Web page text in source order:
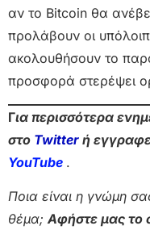
αν το Bitcoin θα
προλάβουν οι
ακολουθήσουν το
προσφορά στερέψει
Για περισσότερα
στο Twitter ή
YouTube .
Ποια είναι η γνώμη
θέμα;Αφήστε μας το